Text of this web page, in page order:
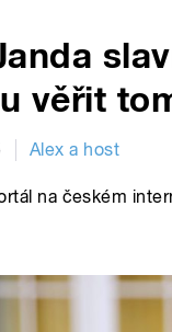
věřit
Alex a host
na českém